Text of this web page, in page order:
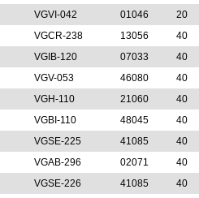
VGVI-042 01046 20
VGCR-238 13056 40
VGIB-120 07033 40
VGV-053 46080 40
VGH-110 21060 40
VGBI-110 48045 40
VGSE-225 41085 40
VGAB-296 02071 40
VGSE-226 41085 40